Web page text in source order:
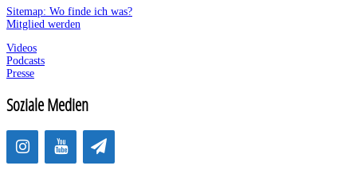
Sitemap: Wo finde ich was?
Mitglied werden
Videos
Podcasts
Presse
Soziale Medien